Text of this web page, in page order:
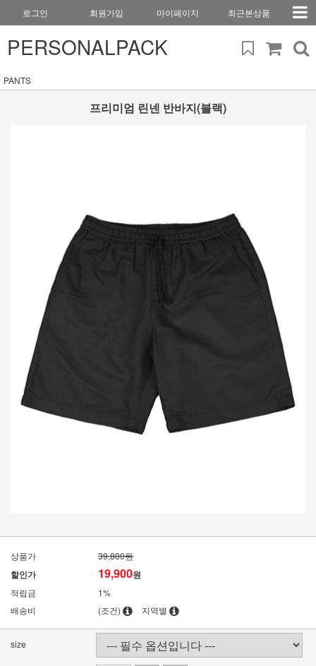
로그인 회원가입 마이페이지 최근본상품
PERSONALPACK
PANTS
프리미엄 린넨 반바지(블랙)
상품가 39,800원
할인가 19,900원
적립금
1%
배송비
(조건) 지역별
size